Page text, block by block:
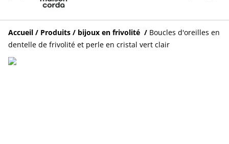
Accueil / Produits / bijoux en frivolité / Boucles d'oreilles en
dentelle de frivolité et perle en cristal vert clair